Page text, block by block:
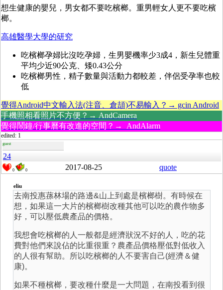
想生健康的嬰兒，男女都不要吃檳榔。重男輕女人更不要吃檳
榔。
高雄醫學大學的研究
吃檳榔孕婦比沒吃孕婦，生男嬰機率少3成4，新生兒體重
平均少近90公克、矮0.43公分
吃檳榔男性，精子數量與活動力都較差，伴侶受孕率也較
低
覺得Android中文輸入法(注音、倉頡)不易輸入？→ gcin Android
手機照相看照片不方便？→ AndCamera
覺得鬧鐘/行事曆有改進的空間？→ AndAlarm
edited: 1
guest
24
0 0 2017-08-25 quote
eliu
去南投惠蓀林場的路邊&山上到處是檳榔樹。有時候在
想，如果這一大片的檳榔樹改種其他可以吃的農作物多
好，可以壓低農產品的價格。
我想會吃檳榔的人一般都是經濟狀況不好的人，吃的花
費對他們來說佔的比重很重？農產品價格壓低對低收入
的人很有幫助。所以吃檳榔的人不要害自己(經濟＆健
康)。
如果不種檳榔，要改種什麼是一大問題，在南投看到很